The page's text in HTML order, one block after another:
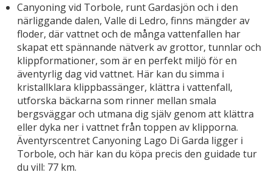
Canyoning vid Torbole, runt Gardasjön och i den
närliggande dalen, Valle di Ledro, finns mängder av
floder, där vattnet och de många vattenfallen har
skapat ett spännande nätverk av grottor, tunnlar och
klippformationer, som är en perfekt miljö för en
äventyrlig dag vid vattnet. Här kan du simma i
kristallklara klippbassänger, klättra i vattenfall,
utforska bäckarna som rinner mellan smala
bergsväggar och utmana dig själv genom att klättra
eller dyka ner i vattnet från toppen av klipporna.
Äventyrscentret Canyoning Lago Di Garda ligger i
Torbole, och här kan du köpa precis den guidade tur
du vill: 77 km.